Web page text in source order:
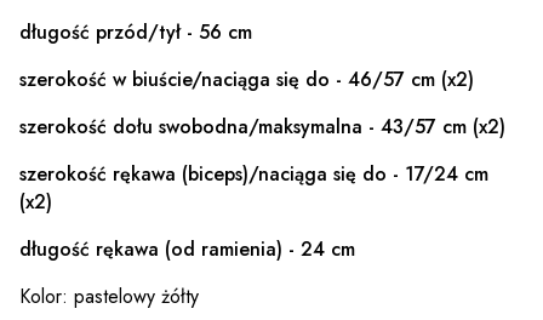
długość przód/tył - 56 cm
szerokość w biuście/naciąga się do - 46/57 cm (x2)
szerokość dołu swobodna/maksymalna - 43/57 cm (x2)
szerokość rękawa (biceps)/naciąga się do - 17/24 cm
(x2)
długość rękawa (od ramienia) - 24 cm
Kolor: pastelowy żółty